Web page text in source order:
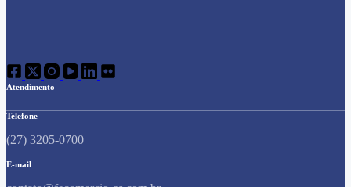
Atendimento
Telefone
(27) 3205-0700
E-mail